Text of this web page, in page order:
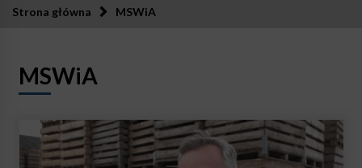
Strona główna MSWiA
MSWiA